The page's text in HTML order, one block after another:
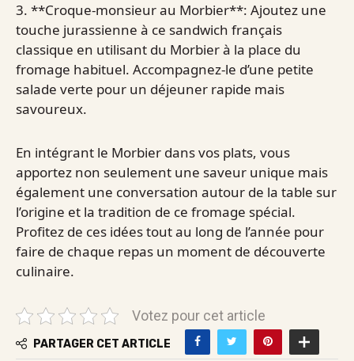
3. **Croque-monsieur au Morbier**: Ajoutez une
touche jurassienne à ce sandwich français
classique en utilisant du Morbier à la place du
fromage habituel. Accompagnez-le d’une petite
salade verte pour un déjeuner rapide mais
savoureux.
En intégrant le Morbier dans vos plats, vous
apportez non seulement une saveur unique mais
également une conversation autour de la table sur
l’origine et la tradition de ce fromage spécial.
Profitez de ces idées tout au long de l’année pour
faire de chaque repas un moment de découverte
culinaire.
Votez pour cet article
PARTAGER CET ARTICLE